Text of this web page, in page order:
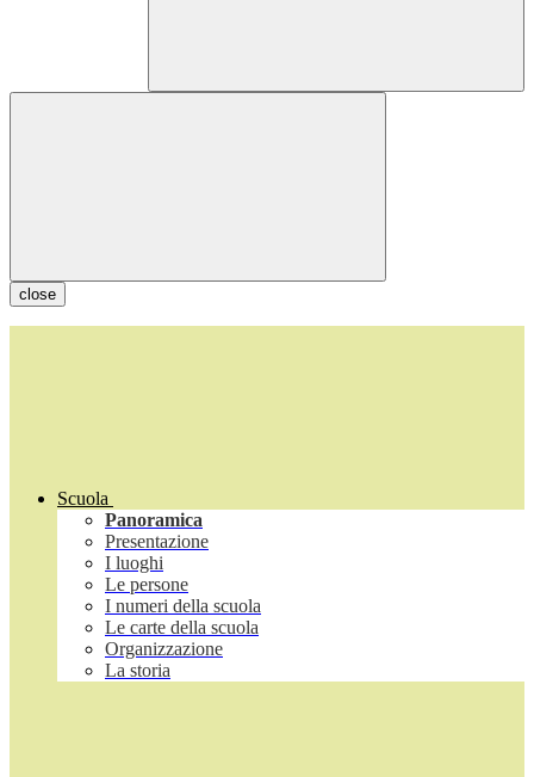
close
Scuola
Panoramica
Presentazione
I luoghi
Le persone
I numeri della scuola
Le carte della scuola
Organizzazione
La storia